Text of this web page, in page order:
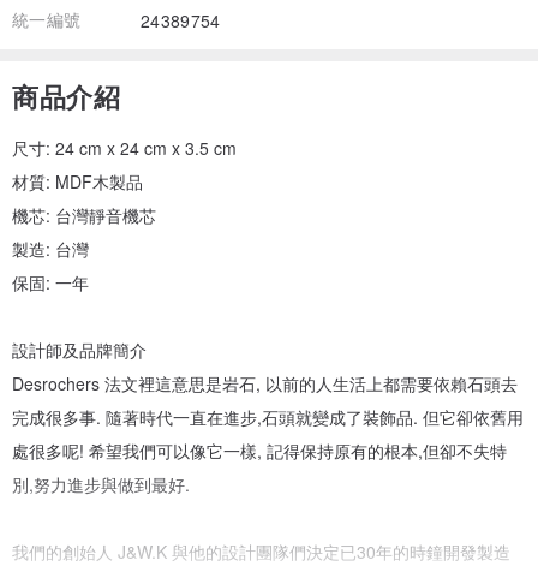
統一編號
24389754
商品介紹
尺寸: 24 cm x 24 cm x 3.5 cm
材質: MDF木製品
機芯: 台灣靜音機芯
製造: 台灣
保固: 一年
設計師及品牌簡介
Desrochers 法文裡這意思是岩石, 以前的人生活上都需要依賴石頭去
完成很多事. 隨著時代一直在進步,石頭就變成了裝飾品. 但它卻依舊用
處很多呢! 希望我們可以像它一樣, 記得保持原有的根本,但卻不失特
別,努力進步與做到最好.
我們的創始人 J&W.K 與他的設計團隊們決定已30年的時鐘開發製造